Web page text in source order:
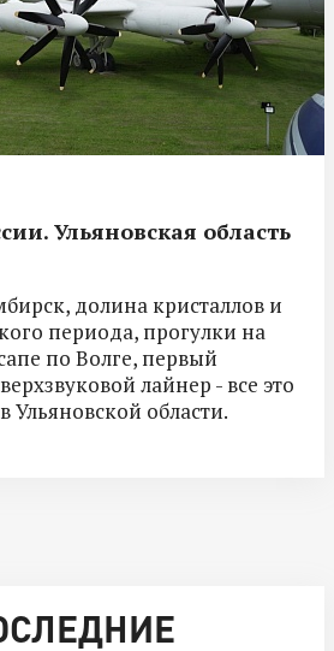
Ульяновская область
долина кристаллов и
периода, прогулки на
по Волге, первый
лайнер - все это
Ульяновской области.